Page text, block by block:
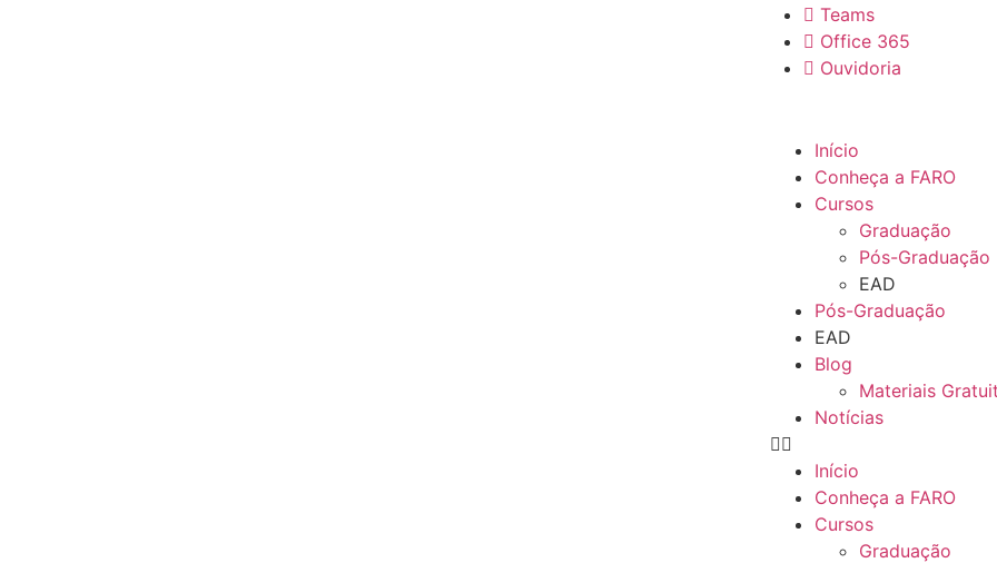
Teams
Office 365
Ouvidoria
Início
Conheça a FARO
Cursos
Graduação
Pós-Graduação
EAD
Pós-Graduação
EAD
Blog
Materiais
Notícias
Início
Conheça a FARO
Cursos
Graduação